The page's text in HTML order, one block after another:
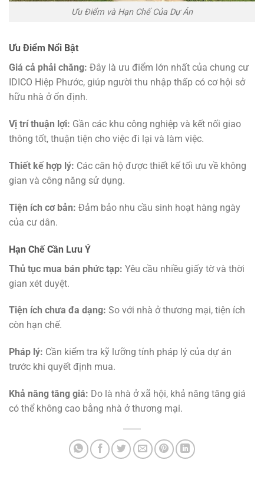
Ưu Điểm và Hạn Chế Của Dự Án
Ưu Điểm Nổi Bật
Giá cả phải chăng: Đây là ưu điểm lớn nhất của chung cư
IDICO Hiệp Phước, giúp người thu nhập thấp có cơ hội sở
hữu nhà ở ổn định.
Vị trí thuận lợi: Gần các khu công nghiệp và kết nối giao
thông tốt, thuận tiện cho việc đi lại và làm việc.
Thiết kế hợp lý: Các căn hộ được thiết kế tối ưu về không
gian và công năng sử dụng.
Tiện ích cơ bản: Đảm bảo nhu cầu sinh hoạt hàng ngày
của cư dân.
Hạn Chế Cần Lưu Ý
Thủ tục mua bán phức tạp: Yêu cầu nhiều giấy tờ và thời
gian xét duyệt.
Tiện ích chưa đa dạng: So với nhà ở thương mại, tiện ích
còn hạn chế.
Pháp lý: Cần kiểm tra kỹ lưỡng tính pháp lý của dự án
trước khi quyết định mua.
Khả năng tăng giá: Do là nhà ở xã hội, khả năng tăng giá
có thể không cao bằng nhà ở thương mại.